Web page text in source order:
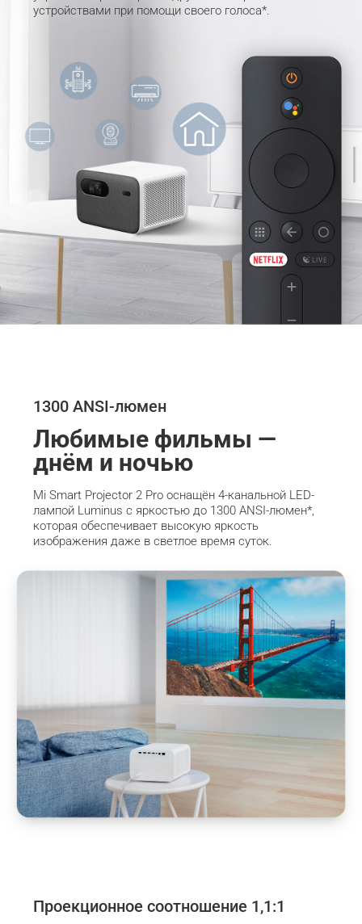
устройствами при помощи своего голоса*.
1300 ANSI-люмен
Любимые фильмы —
днём и ночью
Mi Smart Projector 2 Pro оснащён 4-канальной LED-
лампой Luminus с яркостью до 1300 ANSI-люмен*,
которая обеспечивает высокую яркость
изображения даже в светлое время суток.
Проекционное соотношение 1,1:1